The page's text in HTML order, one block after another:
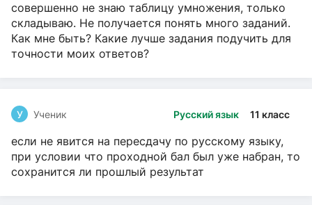
совершенно не знаю таблицу умножения, только
складываю. Не получается понять много заданий.
Как мне быть? Какие лучше задания подучить для
точности моих ответов?
Русский язык 11 класс
У Ученик
если не явится на пересдачу по русскому языку,
при условии что проходной бал был уже набран, то
сохранится ли прошлый результат